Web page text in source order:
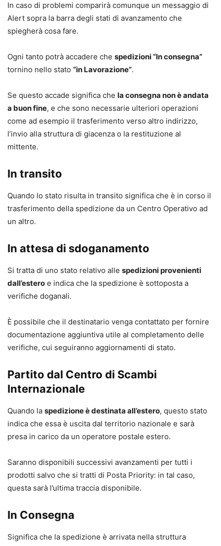
In caso di problemi comparirà comunque un messaggio di
Alert sopra la barra degli stati di avanzamento che
spiegherà cosa fare.
Ogni tanto potrà accadere che spedizioni “In consegna”
tornino nello stato “in Lavorazione”.
Se questo accade significa che la consegna non è andata
a buon fine, e che sono necessarie ulteriori operazioni
come ad esempio il trasferimento verso altro indirizzo,
l’invio alla struttura di giacenza o la restituzione al
mittente.
In transito
Quando lo stato risulta in transito significa che è in corso il
trasferimento della spedizione da un Centro Operativo ad
un altro.
In attesa di sdoganamento
Si tratta di uno stato relativo alle spedizioni provenienti
dall’estero e indica che la spedizione è sottoposta a
verifiche doganali.
È possibile che il destinatario venga contattato per fornire
documentazione aggiuntiva utile al completamento delle
verifiche, cui seguiranno aggiornamenti di stato.
Partito dal Centro di Scambi
Internazionale
Quando la spedizione è destinata all’estero, questo stato
indica che essa è uscita dal territorio nazionale e sarà
presa in carico da un operatore postale estero.
Saranno disponibili successivi avanzamenti per tutti i
prodotti salvo che si tratti di Posta Priority: in tal caso,
questa sarà l’ultima traccia disponibile.
In Consegna
Significa che la spedizione è arrivata nella struttura